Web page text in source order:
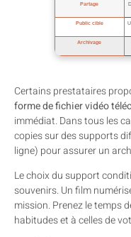
Partage
Public cible
Archivage
Certains prestataires
forme de fichier vidéo
immédiat. Dans tous les
copies sur des supports
ligne) pour assurer un
Le choix du support
souvenirs. Un film
mission. Prenez le temps
habitudes et à celles de